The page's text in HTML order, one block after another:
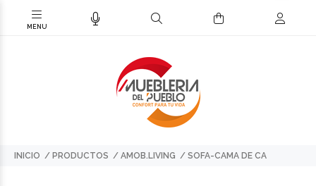
INICIO PRODUCTOS AMOB.LIVING SOFA-CAMA DE CA